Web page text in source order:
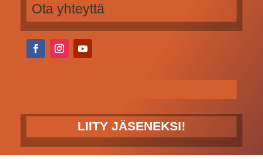
Ota yhteyttä
LIITY JÄSENEKSI!